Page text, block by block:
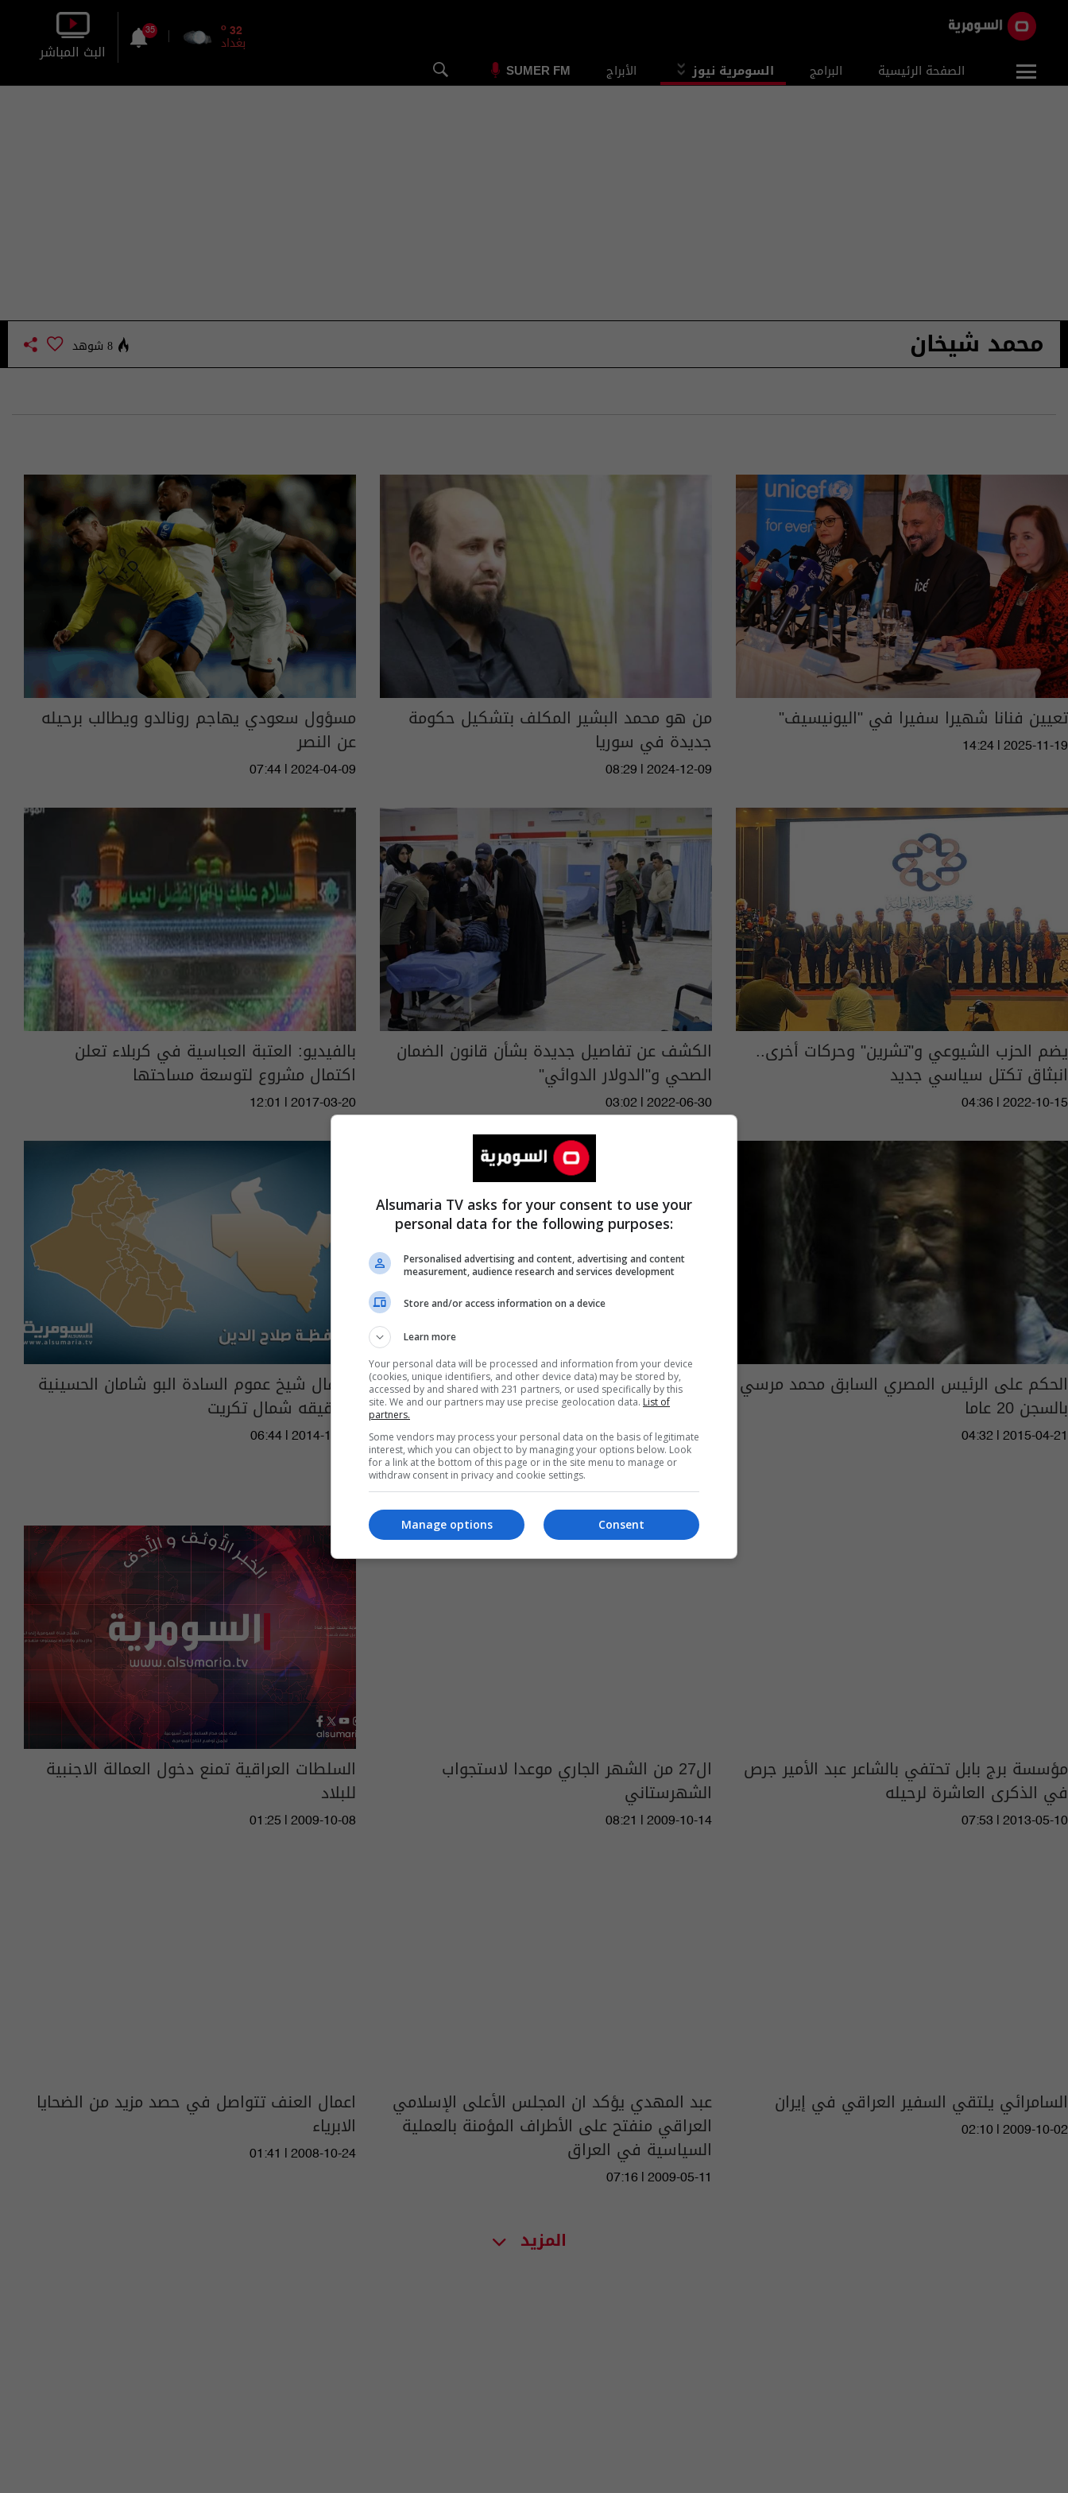
الصفحة الرئيسية البرامج السومرية نيوز الأبراج SUMER FM
32
o
بغداد
35
البث المباشر
محمد شيخان 8 شوهد
تعيين فنانا شهيرا سفيرا في "اليونيسيف"
14:24 | 2025-11-19
من هو محمد البشير المكلف بتشكيل حكومة
جديدة في سوريا
08:29 | 2024-12-09
مسؤول سعودي يهاجم رونالدو ويطالب برحيله
عن النصر
07:44 | 2024-04-09
يضم الحزب الشيوعي و"تشرين" وحركات أخرى..
انبثاق تكتل سياسي جديد
04:36 | 2022-10-15
الكشف عن تفاصيل جديدة بشأن قانون الضمان
الصحي و"الدولار الدوائي"
03:02 | 2022-06-30
بالفيديو: العتبة العباسية في كربلاء تعلن
اكتمال مشروع لتوسعة مساحتها
12:01 | 2017-03-20
الحكم على الرئيس المصري السابق محمد مرسي
بالسجن 20 عاما
04:32 | 2015-04-21
محكمة موريتانية تقضي بإعدام صحفياً بعد إدانته
بتهم "الزندقة" و"الإساءة للرسول"
04:51 | 2014-12-25
اعتقال شيخ عموم السادة البو شامان الحسينية
وشقيقه شمال تكريت
06:44 | 2014-11-24
مؤسسة برج بابل تحتفي بالشاعر عبد الأمير جرص
في الذكرى العاشرة لرحيله
07:53 | 2013-05-10
ال27 من الشهر الجاري موعدا لاستجواب
الشهرستاني
08:21 | 2009-10-14
السلطات العراقية تمنع دخول العمالة الاجنبية
للبلاد
01:25 | 2009-10-08
السامرائي يلتقي السفير العراقي في إيران
02:10 | 2009-10-02
عبد المهدي يؤكد ان المجلس الأعلى الإسلامي
العراقي منفتح على الأطراف المؤمنة بالعملية
السياسية في العراق
07:16 | 2009-05-11
اعمال العنف تتواصل في حصد مزيد من الضحايا
الابرياء
01:41 | 2008-10-24
المزيد
Alsumaria TV asks for your consent to use your
personal data for the following purposes:
Personalised advertising and content, advertising and content
measurement, audience research and services development
Store and/or access information on a device
Learn more
Your personal data will be processed and information from your device
(cookies, unique identifiers, and other device data) may be stored by,
accessed by and shared with 231 partners, or used specifically by this
site. We and our partners may use precise geolocation data. List of
partners.
Some vendors may process your personal data on the basis of legitimate
interest, which you can object to by managing your options below. Look
for a link at the bottom of this page or in the site menu to manage or
withdraw consent in privacy and cookie settings.
Consent
Manage options